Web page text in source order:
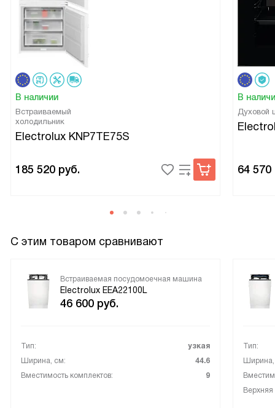
В наличии
Встраиваемый
холодильник
Electrolux KNP7TE75S
185 520 руб.
В
Духовой
64 570
С этим товаром сравнивают
Встраиваемая посудомоечная машина
Electrolux EEA22100L
46 600 руб.
Тип:
узкая
Ширина, см:
44.6
Вместимость комплектов:
9
Тип:
Верхняя